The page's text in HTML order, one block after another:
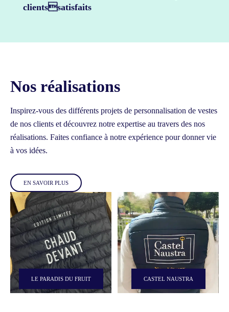
clientssatisfaits
LE PARADIS DU FRUIT CASTEL NAUSTRA
Nos réalisations
Inspirez-vous des différents projets de personnalisation de vestes
de nos clients et découvrez notre expertise au travers des nos
réalisations. Faites confiance à notre expérience pour donner vie
à vos idées.
EN SAVOIR PLUS